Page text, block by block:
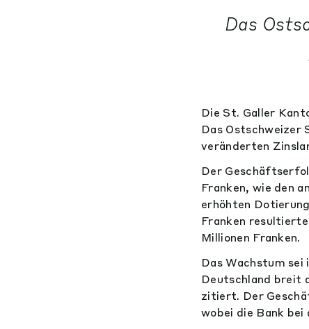
Das
Die St. Galler
Das Ostschweizer
veränderten
Der
Franken, wie den
erhöhten
Franken
Millionen Franken.
Das Wachstum
Deutschland breit
zitiert. Der
wobei die Bank